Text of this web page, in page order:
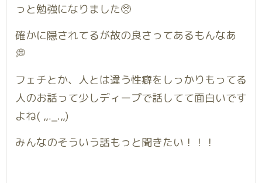
っと勉強になりました🥺
確かに隠されてるが故の良さってあるもんなあ
💭
フェチとか、人とは違う性癖をしっかりもってる
人のお話って少しディープで話してて面白いです
よね( ,,._.,,)
みんなのそういう話もっと聞きたい！！！